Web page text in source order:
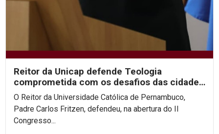
Reitor da Unicap defende Teologia
comprometida com os desafios das cidades
contemporâneas
O Reitor da Universidade Católica de Pernambuco,
Padre Carlos Fritzen, defendeu, na abertura do II
Congresso...